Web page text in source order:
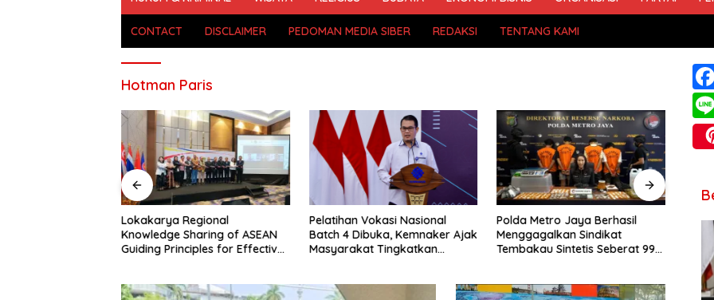
CONTACT DISCLAIMER PEDOMAN MEDIA SIBER REDAKSI TENTANG KAMI
Hotman Paris
Lokakarya Regional
Knowledge Sharing of ASEAN
Guiding Principles for Effective
Pelatihan Vokasi Nasional
Batch 4 Dibuka, Kemnaker Ajak
Masyarakat Tingkatkan
Polda Metro Jaya Berhasil
Menggagalkan Sindikat
Tembakau Sintetis Seberat 995